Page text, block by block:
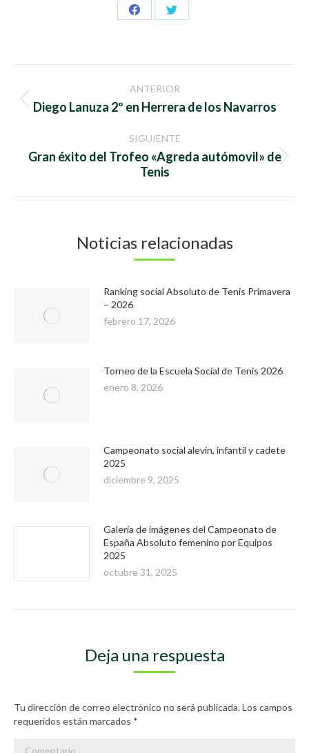
Share
Share
Navegación
entre
publicaciones
ANTERIOR
Publicación
Diego Lanuza 2º en Herrera de los Navarros
SIGUIENTE
Publicación
siguiente:
Gran éxito del Trofeo «Agreda autómovil» de
Tenis
Noticias relacionadas
Ranking social Absoluto de Tenis Primavera
– 2026
febrero 17, 2026
Torneo de la Escuela Social de Tenis 2026
enero 8, 2026
Campeonato social alevín, infantil y cadete
2025
diciembre 9, 2025
Galería de imágenes del Campeonato de
España Absoluto femenino por Equipos
2025
octubre 31, 2025
Deja una respuesta
Tu dirección de correo electrónico no será publicada. Los campos
requeridos están marcados *
Comentario